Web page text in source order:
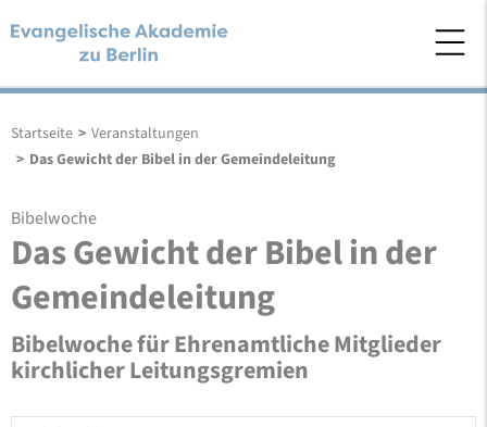
Startseite > Veranstaltungen
> Das Gewicht der Bibel in der Gemeindeleitung
Bibelwoche
Das Gewicht der Bibel in der
Gemeindeleitung
Bibelwoche für Ehrenamtliche Mitglieder
kirchlicher Leitungsgremien